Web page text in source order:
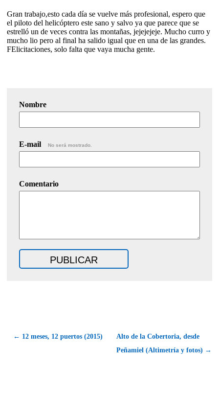
Gran trabajo,esto cada día se vuelve más profesional, espero que
el piloto del helicóptero este sano y salvo ya que parece que se
estrelló un de veces contra las montañas, jejejejeje. Mucho curro y
mucho lio pero al final ha salido igual que en una de las grandes.
FElicitaciones, solo falta que vaya mucha gente.
Nombre
E-mail No será mostrado.
Comentario
← 12 meses, 12 puertos (2015)
Alto de la Cobertoria, desde
Peñamiel (Altimetría y fotos) →